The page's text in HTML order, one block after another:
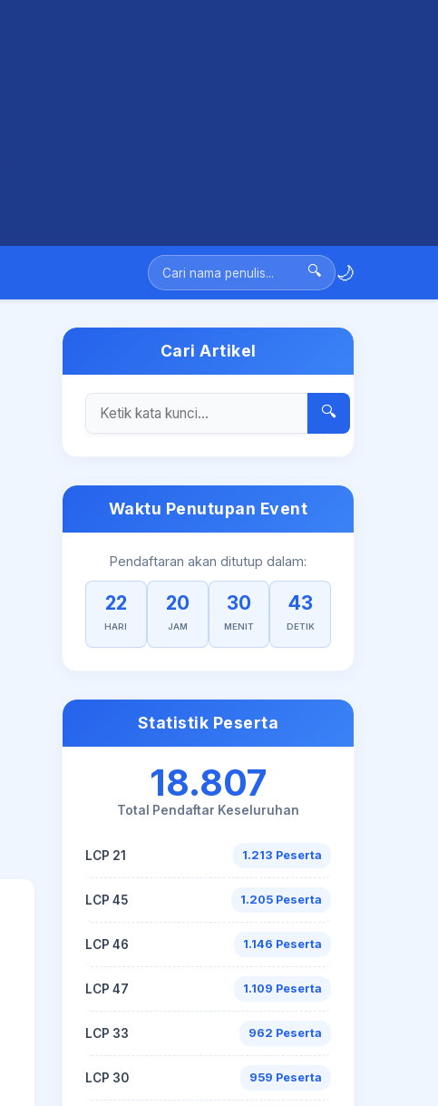
🔍 🌙
Cari Artikel
🔍
Waktu Penutupan Event
Pendaftaran akan ditutup dalam:
22
HARI
20
JAM
30
MENIT
42
DETIK
Statistik Peserta
18.807
Total Pendaftar Keseluruhan
LCP 21 1.213 Peserta
LCP 45 1.205 Peserta
LCP 46 1.146 Peserta
LCP 47 1.109 Peserta
LCP 33 962 Peserta
LCP 30 959 Peserta